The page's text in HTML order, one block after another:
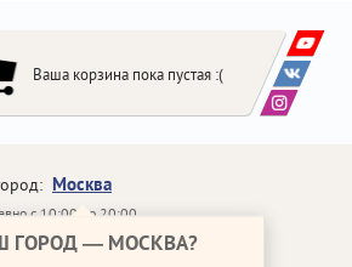
Ваша корзина пока пустая :(
Москва
ГОРОД — МОСКВА?
с 10:00 до 20:00
648-64-30